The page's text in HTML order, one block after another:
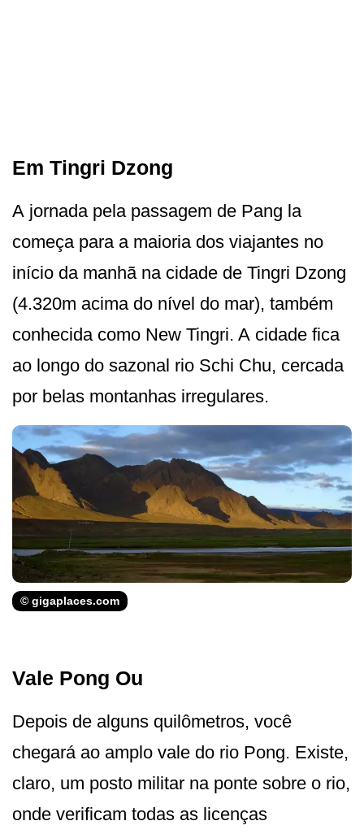
Em Tingri Dzong
A jornada pela passagem de Pang la
começa para a maioria dos viajantes no
início da manhã na cidade de Tingri Dzong
(4.320m acima do nível do mar), também
conhecida como New Tingri. A cidade fica
ao longo do sazonal rio Schi Chu, cercada
por belas montanhas irregulares.
© gigaplaces.com
Vale Pong Ou
Depois de alguns quilômetros, você
chegará ao amplo vale do rio Pong. Existe,
claro, um posto militar na ponte sobre o rio,
onde verificam todas as licenças